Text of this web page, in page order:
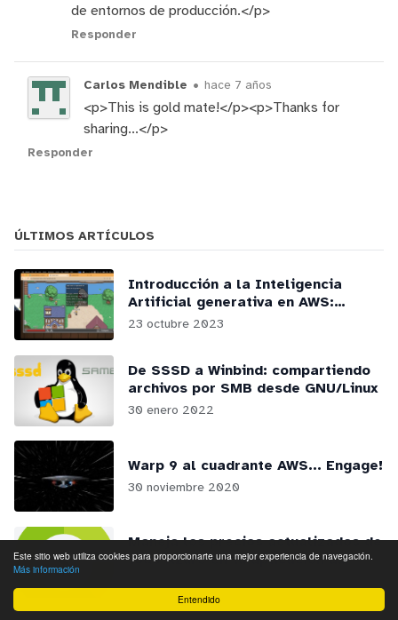
Entendido
Este sitio web utiliza cookies para proporcionarte una mejor experiencia de navegación.
Más información
de entornos de producción.</p>
Responder
Carlos Mendible • hace 7 años
<p>This is gold mate!</p><p>Thanks for
sharing...</p>
Responder
ÚLTIMOS ARTÍCULOS
Introducción a la Inteligencia
Artificial generativa en AWS:
webinars y podcasts
23 octubre 2023
De SSSD a Winbind: compartiendo
archivos por SMB desde GNU/Linux
30 enero 2022
Warp 9 al cuadrante AWS... Engage!
30 noviembre 2020
Maneja los precios actualizados de
todo Azure en tu aplicación a